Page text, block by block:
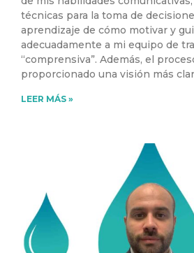
técnicas para la toma de
aprendizaje de cómo motivar y
adecuadamente a mi equipo de
“comprensiva”. Además, el
proporcionado una visión más
LEER MÁS »